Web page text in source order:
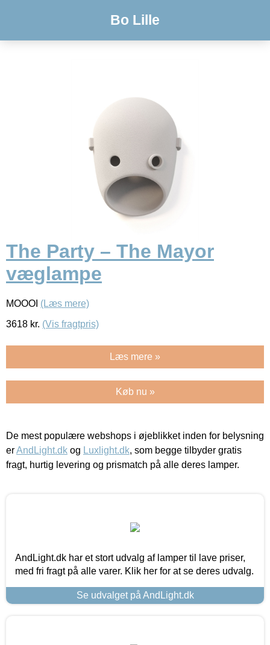
Bo Lille
The Party – The Mayor
væglampe
MOOOI (Læs mere)
3618 kr. (Vis fragtpris)
Læs mere »
Køb nu »
De mest populære webshops i øjeblikket inden for belysning
erAndLight.dk og Luxlight.dk, som begge tilbyder gratis
fragt, hurtig levering og prismatch på alle deres lamper.
AndLight.dk har et stort udvalg af lamper til lave priser,
med fri fragt på alle varer. Klik her for at se deres udvalg.
Se udvalget på AndLight.dk